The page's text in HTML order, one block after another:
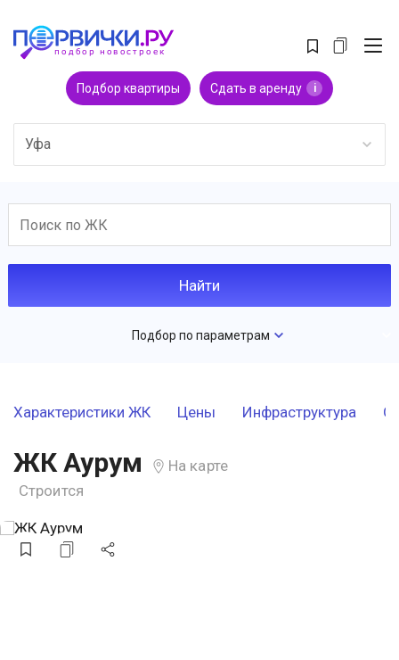
Подбор квартиры Сдать в аренду i
Уфа
Подбор по параметрам
Характеристики ЖК Цены Инфраструктура
ЖК Аурум
На карте
Строится